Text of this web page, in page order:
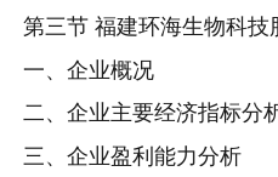
第三节 福建环海生物科技
一、企业概况
二、企业主要经济指标分
三、企业盈利能力分析